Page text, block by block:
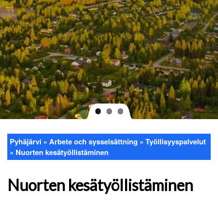
Länkstig
Pyhäjärvi Arbete och sysselsättning
Työllisyyspalvelut
Nuorten kesätyöllistäminen
Nuorten kesätyöllistäminen